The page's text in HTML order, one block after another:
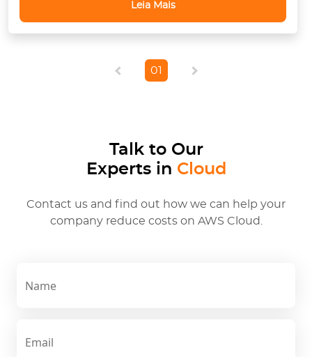
Leia Mais
01
Talk to Our
Experts in Cloud
Contact us and find out how we can help your
company reduce costs on AWS Cloud.